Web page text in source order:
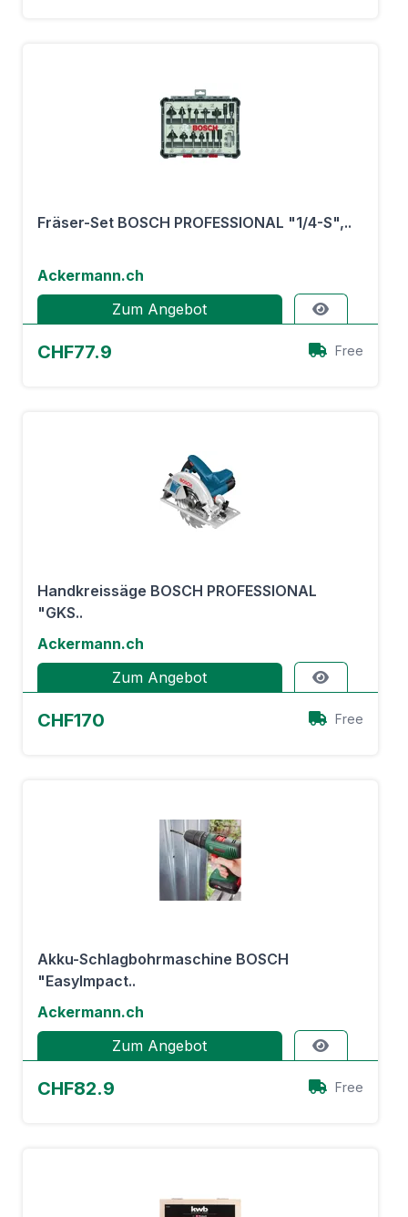
Fräser-Set BOSCH PROFESSIONAL "1/4-S",..
Ackermann.ch
Zum Angebot
CHF77.9 Free
Handkreissäge BOSCH PROFESSIONAL
"GKS..
Ackermann.ch
Zum Angebot
CHF170 Free
Akku-Schlagbohrmaschine BOSCH
"EasyImpact..
Ackermann.ch
Zum Angebot
CHF82.9 Free